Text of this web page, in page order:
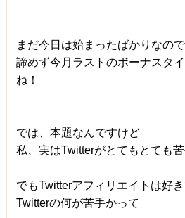
まだ今日は始まったばかりなので
諦めず今月ラストのボーナスタ
ね！
では、本題なんですけど
私、実はTwitterがとてもとても苦
でもTwitterアフィリエイトは好き
Twitterの何が苦手かって